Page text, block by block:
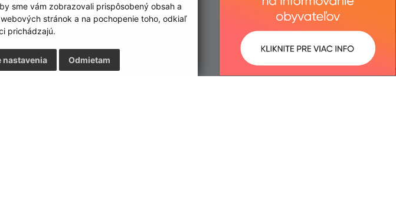
sme vám zobrazovali prispôsobený obsah a
stránok a na pochopenie toho, odkiaľ
prichádzajú.
Odmietam
nastavenia
reCaptcha Response